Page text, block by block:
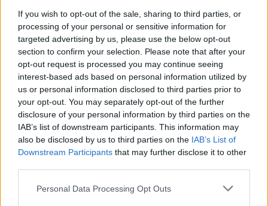
If you wish to opt-out of the sale, sharing to third parties, or
processing of your personal or sensitive information for
targeted advertising by us, please use the below opt-out
section to confirm your selection. Please note that after your
opt-out request is processed you may continue seeing
interest-based ads based on personal information utilized by
us or personal information disclosed to third parties prior to
your opt-out. You may separately opt-out of the further
disclosure of your personal information by third parties on the
IAB’s list of downstream participants. This information may
also be disclosed by us to third parties on the IAB’s List of
Downstream Participants that may further disclose it to other
Please note that this website/app uses one or more Google
Personal Data Processing Opt Outs
05:0510.08.26
θερμοκρασία – Έως 9 μποφόρ οι ριπές των
ανέμων